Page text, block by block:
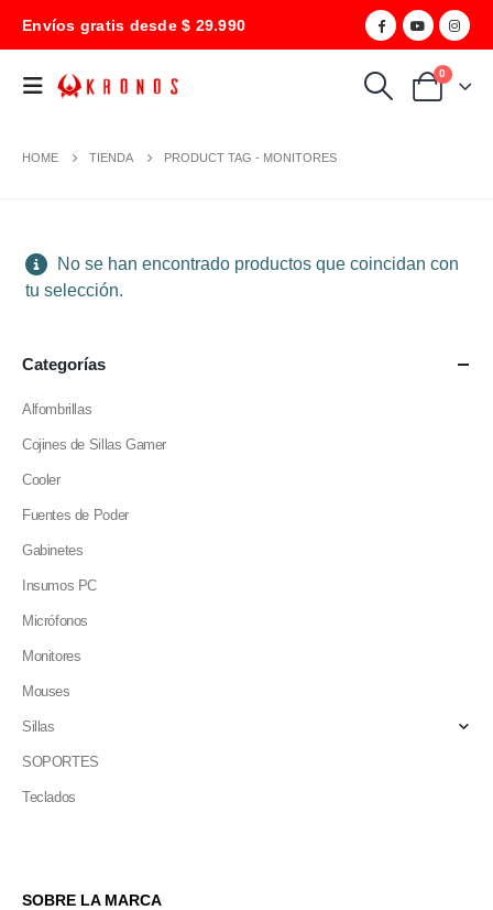
Envíos gratis desde $ 29.990
0
HOME TIENDA PRODUCT TAG - MONITORES
No se han encontrado productos que coincidan con
tu selección.
Categorías
Alfombrillas
Cojines de Sillas Gamer
Cooler
Fuentes de Poder
Gabinetes
Insumos PC
Micrófonos
Monitores
Mouses
Sillas
SOPORTES
Teclados
SOBRE LA MARCA